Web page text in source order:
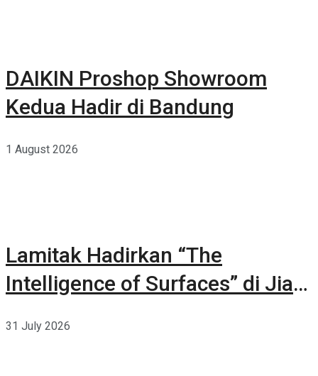
DAIKIN Proshop Showroom
Kedua Hadir di Bandung
1 August 2026
Lamitak Hadirkan “The
Intelligence of Surfaces” di Jia
31 July 2026